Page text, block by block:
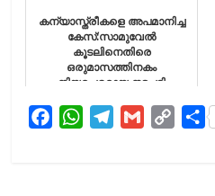
കന്യാസ്ത്രീകളെ അപമാനിച്ച
കേസ്:സാമുവേൽ
കൂടലിനെതിരെ
ഒരുമാസത്തിനകം
നിയമപരമായ നടപടി
W
S